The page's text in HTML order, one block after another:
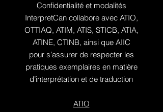
Confidentialité et modalités
InterpretCan collabore avec ATIO,
OTTIAQ, ATIM, ATIS, STICB, ATIA,
ATINE, CTINB, ainsi que AIIC
pour s’assurer de respecter les
pratiques exemplaires en matière
d’interprétation et de traduction
ATIO